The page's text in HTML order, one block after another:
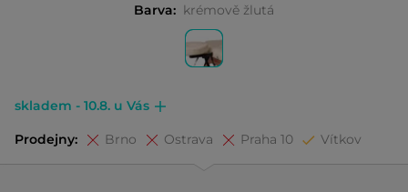
Barva: krémově žlutá
skladem - 10.8. u Vás
Prodejny: Brno Ostrava Praha 10 Vítkov